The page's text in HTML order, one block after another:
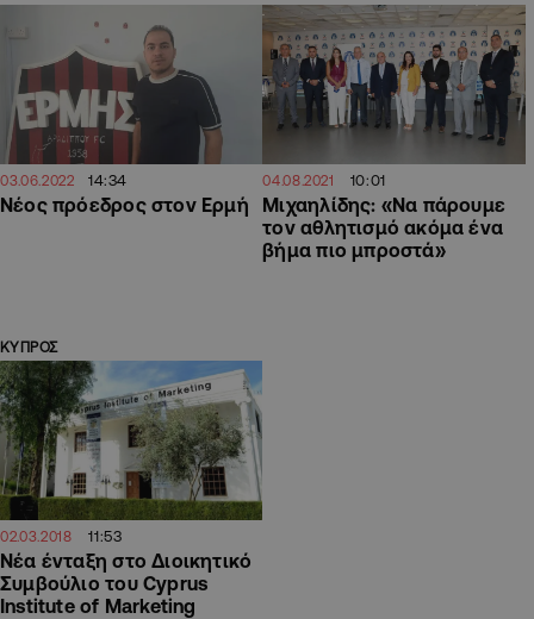
03.06.2022 14:34
Νέος πρόεδρος στον Ερμή
04.08.2021 10:01
Μιχαηλίδης: «Να πάρουμε
τον αθλητισμό ακόμα ένα
βήμα πιο μπροστά»
ΚΥΠΡΟΣ
02.03.2018 11:53
Νέα ένταξη στο Διοικητικό
Συμβούλιο του Cyprus
Institute of Marketing